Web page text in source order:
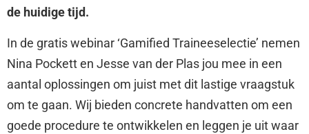
de huidige tijd.
In de gratis webinar ‘Gamified Traineeselectie’ nemen
Nina Pockett en Jesse van der Plas jou mee in een
aantal oplossingen om juist met dit lastige vraagstuk
om te gaan. Wij bieden concrete handvatten om een
goede procedure te ontwikkelen en leggen je uit waar